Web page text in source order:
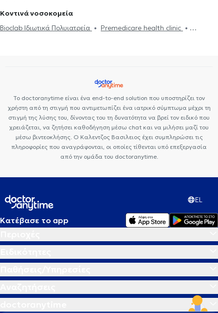
Κοντινά νοσοκομεία
Bioclab Ιδιωτικά Πολυιατρεία
Premedicare health clinic
Το doctoranytime είναι ένα end-to-end solution που υποστηρίζει τον
χρήστη από τη στιγμή που αντιμετωπίζει ένα ιατρικό σύμπτωμα μέχρι τη
στιγμή της λύσης του, δίνοντας του τη δυνατότητα να βρεί τον ειδικό που
χρειάζεται, να ζητήσει καθοδήγηση μέσω chat και να μιλήσει μαζί του
μέσω βιντεοκλήσης. Ο Καλεντζος Βασιλειος έχει συμπληρώσει τις
πληροφορίες που αναγράφονται, οι οποίες τίθενται υπό επεξεργασία
από την ομάδα του doctoranytime.
EL
Κατέβασε το app